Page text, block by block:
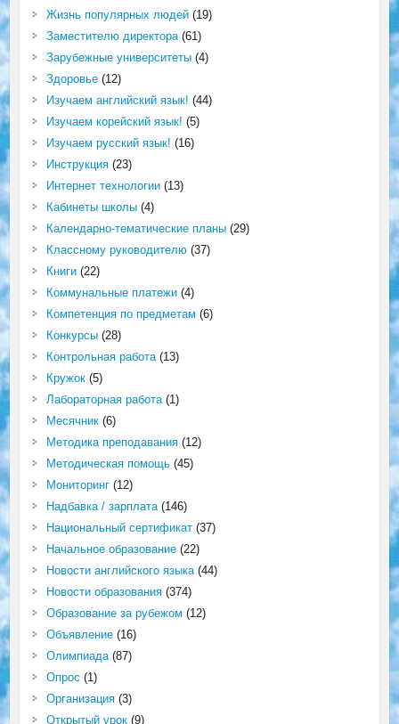
Жизнь популярных людей(19)
Заместителю директора(61)
Зарубежные университеты(4)
Здоровье(12)
Изучаем английский язык! (44)
Изучаем корейский язык! (5)
Изучаем русский язык! (16)
Инструкция(23)
Интернет технологии(13)
Кабинеты школы(4)
Календарно-тематические планы(29)
Классному руководителю(37)
Книги(22)
Коммунальные платежи(4)
Компетенция по предметам (6)
Конкурсы(28)
Контрольная работа(13)
Кружок(5)
Лабораторная работа(1)
Месячник(6)
Методика преподавания(12)
Методическая помощь(45)
Мониторинг(12)
Надбавка / зарплата(146)
Национальный сертификат(37)
Начальное образование(22)
Новости английского языка(44)
Новости образования(374)
Образование за рубежом (12)
Объявление(16)
Олимпиада(87)
Опрос (1)
Организация(3)
Открытый урок(9)